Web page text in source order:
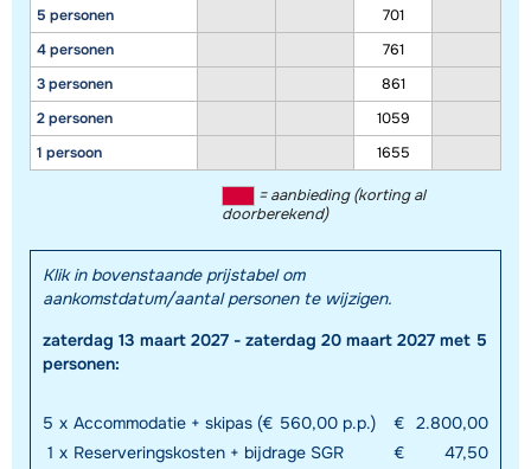
Toon alle accommodaties in dit gebied
Deze kaart geeft een indicatie van de ligging van onze accommodaties. De
exacte locatie kan enigszins afwijken.
5 personen
4 personen
3 personen
2 personen
1 persoon
701
761
861
1059
1655
= aanbieding (korting al
doorberekend)
Klik in bovenstaande prijstabel om
aankomstdatum/aantal personen te wijzigen.
zaterdag 13 maart 2027 - zaterdag 20 maart 2027 met 5
personen:
5 x Accommodatie + skipas (€ 560,00 p.p.) € 2.800,00
1 x Reserveringskosten + bijdrage SGR €
47,50